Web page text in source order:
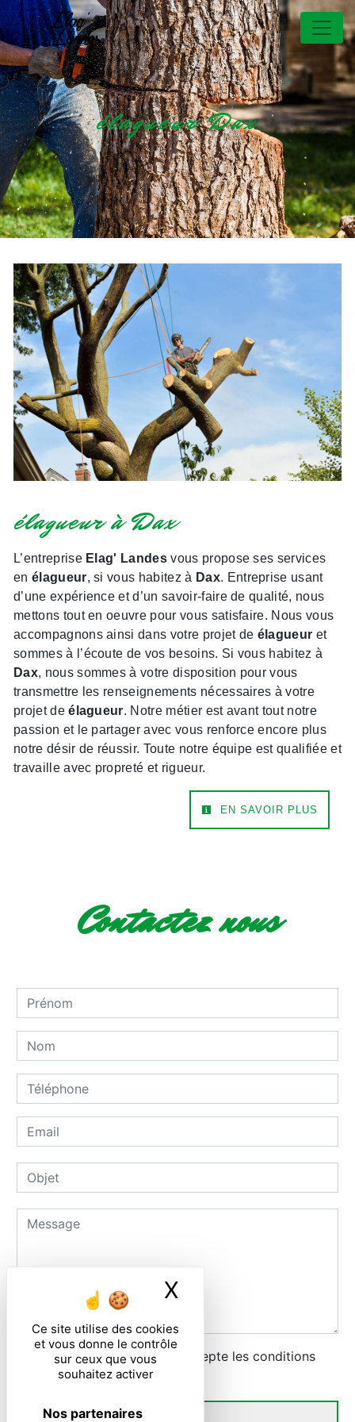
Panneau de gestion des cookies
Ce site utilise des cookies
et vous donne le contrôle
sur ceux que vous
souhaitez activer
Nos partenaires
X
élagueur Dax
élagueur à Dax
L’entreprise Elag' Landes vous propose ses services
en élagueur, si vous habitez à Dax. Entreprise usant
d’une expérience et d’un savoir-faire de qualité, nous
mettons tout en oeuvre pour vous satisfaire. Nous vous
accompagnons ainsi dans votre projet de élagueur et
sommes à l’écoute de vos besoins. Si vous habitez à
Dax, nous sommes à votre disposition pour vous
transmettre les renseignements nécessaires à votre
projet deélagueur. Notre métier est avant tout notre
passion et le partager avec vous renforce encore plus
notre désir de réussir. Toute notre équipe est qualifiée et
travaille avec propreté et rigueur.
EN SAVOIR PLUS
Contactez nous
En cochant cette case, j'accepte les conditions
particulières ci-dessous **